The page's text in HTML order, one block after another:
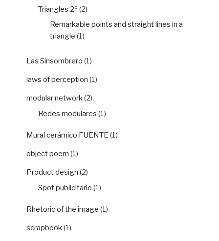
Triangles 2º (2)
Remarkable points and straight lines in a
triangle (1)
Las Sinsombrero (1)
laws of perception (1)
modular network(2)
Redes modulares (1)
Mural cerámico FUENTE (1)
object poem (1)
Product design (2)
Spot publicitario (1)
Rhetoric of the image (1)
scrapbook(1)